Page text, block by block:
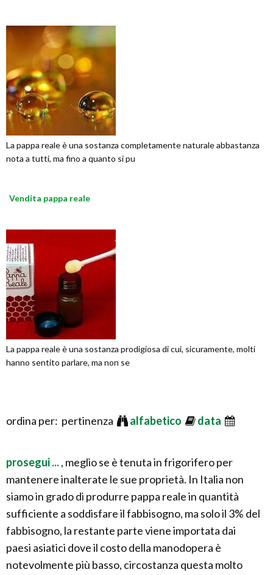
La pappa reale è una sostanza completamente naturale abbastanza
nota a tutti, ma fino a quanto si pu
Vendita pappa reale
La pappa reale è una sostanza prodigiosa di cui, sicuramente, molti
hanno sentito parlare, ma non se
ordina per: pertinenza alfabetico data
prosegui ..., meglio se è tenuta in frigorifero per
mantenere inalterate le sue proprietà. In Italia non
siamo in grado di produrre pappa reale in quantità
sufficiente a soddisfare il fabbisogno, ma solo il 3% del
fabbisogno, la restante parte viene importata dai
paesi asiatici dove il costo della manodopera è
notevolmente più basso, circostanza questa molto